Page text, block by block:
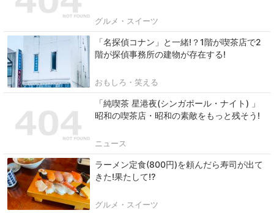
グルメ・スイーツ
「名探偵コナン」と一緒!？1階が喫茶店で2
階が探偵事務所の建物が存在する!
おもしろ・笑える
「純喫茶 星港夜(シンガポール・ナイト) 」
昭和の喫茶店・昭和の素敵をもっと残そう!
ニュース
ラーメン定食(800円)を頼んだら寿司が出て
きた!果たして⁉
グルメ・スイーツ